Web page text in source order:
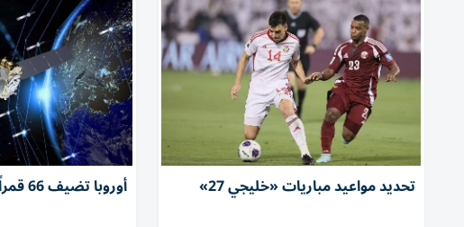
تحديد مواعيد مباريات «خليجي 27» أوروبا تضيف 66 قمراً لكوكبة «IRIS2»